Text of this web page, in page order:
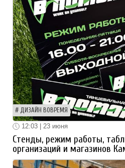
ДИЗАЙН ВОВРЕМЯ
12:03 | 23 июня
Стенды, режим работы,
организаций и магазинов